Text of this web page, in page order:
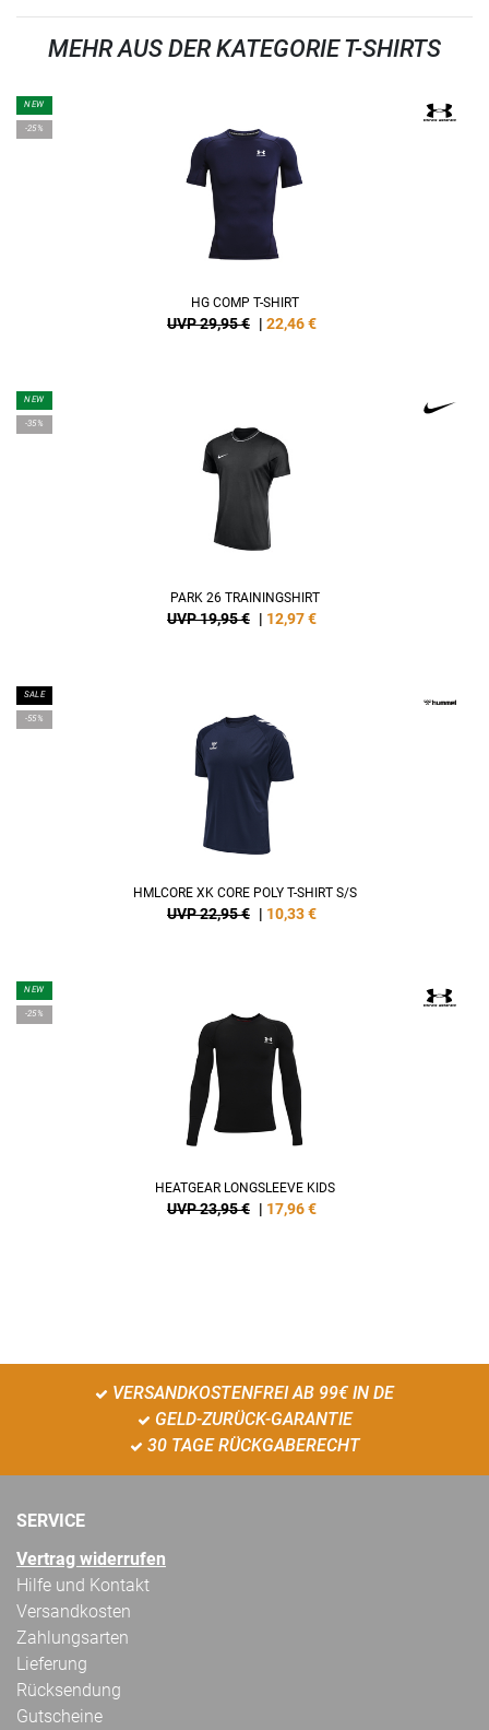
MEHR AUS DER KATEGORIE T-SHIRTS
NEW
-25%
HG COMP T-SHIRT
UVP 29,95 € | 22,46€
NEW
-35%
PARK 26 TRAININGSHIRT
UVP 19,95 € | 12,97€
SALE
-55%
HMLCORE XK CORE POLY T-SHIRT S/S
UVP 22,95 € | 10,33€
NEW
-25%
HEATGEAR LONGSLEEVE KIDS
UVP 23,95 € | 17,96€
VERSANDKOSTENFREI AB 99€ IN DE
GELD-ZURÜCK-GARANTIE
30 TAGE RÜCKGABERECHT
SERVICE
Vertrag widerrufen
Hilfe und Kontakt
Versandkosten
Zahlungsarten
Lieferung
Rücksendung
Gutscheine